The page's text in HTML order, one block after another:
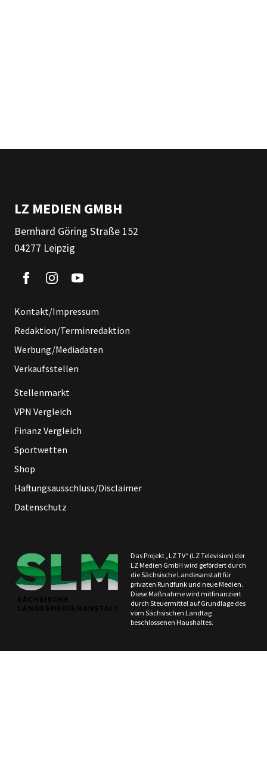
LZ MEDIEN GMBH
Bernhard Göring Straße 152
04277 Leipzig
Kontakt/Impressum
Redaktion/Terminredaktion
Werbung/Mediadaten
Verkaufsstellen
Stellenmarkt
VPN Vergleich
Finanz Vergleich
Sportwetten
Shop
Haftungsausschluss/Disclaimer
Datenschutz
Das Projekt „LZ TV“ (LZ Television) der
LZ Medien GmbH wird gefördert durch
die Sächsische Landesanstalt für
privaten Rundfunk und neue Medien.
Diese Maßnahme wird mitfinanziert
durch Steuermittel auf Grundlage des
vom Sächsischen Landtag
beschlossenen Haushaltes.